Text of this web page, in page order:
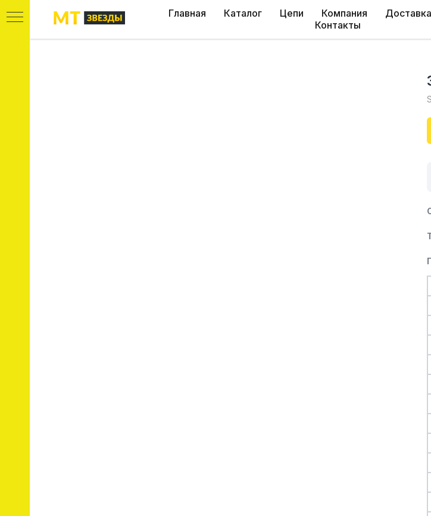
Главная Каталог Цепи Компания Доставка
Контакты